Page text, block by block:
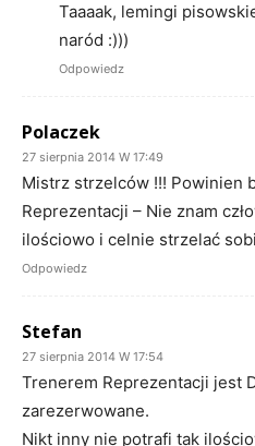
Taaaak, lemingi
naród :)))
Odpowiedz
Polaczek
27 sierpnia 2014 W 17:49
Mistrz strzelców !!! Powinien
Reprezentacji – Nie znam
ilościowo i celnie strzelać
Odpowiedz
Stefan
27 sierpnia 2014 W 17:54
Trenerem Reprezentacji jest
zarezerwowane.
Nikt inny nie potrafi tak